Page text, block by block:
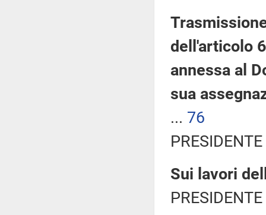
dell'articolo
annessa al
sua
... 76
Sui lavori